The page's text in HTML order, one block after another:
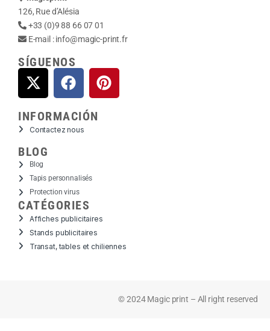
126, Rue d’Alésia
+33 (0)9 88 66 07 01
E-mail :info@magic-print.fr
SÍGUENOS
INFORMACIÓN
Contactez nous
CATÉGORIES
Affiches publicitaires
Stands publicitaires
Transat, tables et chiliennes
BLOG
Blog
Tapis personnalisés
Protection virus
© 2024 Magic print – All right reserved